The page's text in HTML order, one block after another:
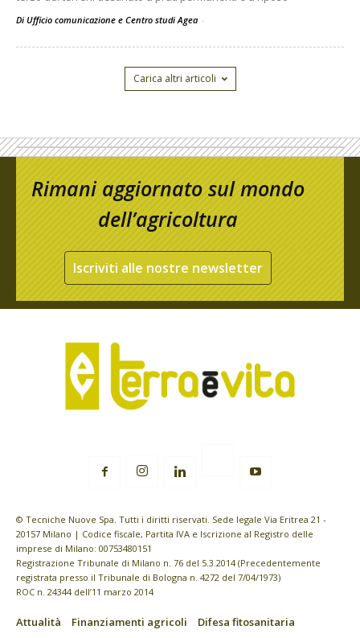
Di Ufficio comunicazione e Centro studi Agea -
Carica altri articoli
Rimani aggiornato sul mondo
dell’agricoltura
Iscriviti alle nostre newsletter
© Tecniche Nuove Spa. Tutti i diritti riservati. Sede legale Via Eritrea 21 -
20157 Milano | Codice fiscale, Partita IVA e Iscrizione al Registro delle
imprese di Milano: 00753480151
Registrazione Tribunale di Milano n. 76 del 5.3.2014 (Precedentemente
registrata presso il Tribunale di Bologna n. 4272 del 7/04/1973)
ROC n. 24344 dell’11 marzo 2014
Attualità Finanziamenti agricoli
Difesa fitosanitaria